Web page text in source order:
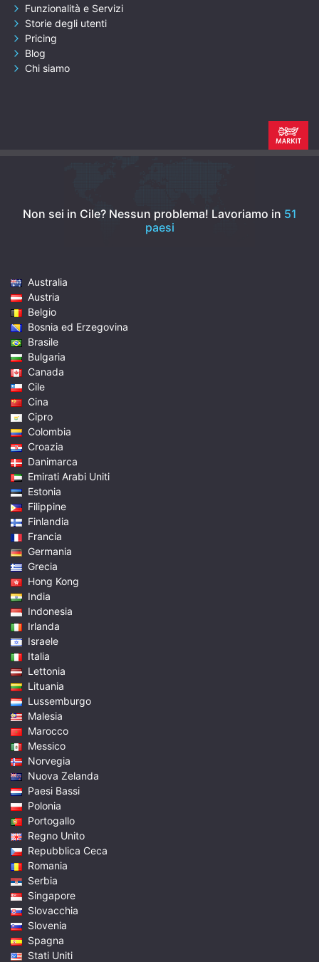
Funzionalità e Servizi
Storie degli utenti
Pricing
Blog
Chi siamo
Non sei in Cile? Nessun problema! Lavoriamo in 51
paesi
Australia
Austria
Belgio
Bosnia ed Erzegovina
Brasile
Bulgaria
Canada
Cile
Cina
Cipro
Colombia
Croazia
Danimarca
Emirati Arabi Uniti
Estonia
Filippine
Finlandia
Francia
Germania
Grecia
Hong Kong
India
Indonesia
Irlanda
Israele
Italia
Lettonia
Lituania
Lussemburgo
Malesia
Marocco
Messico
Norvegia
Nuova Zelanda
Paesi Bassi
Polonia
Portogallo
Regno Unito
Repubblica Ceca
Romania
Serbia
Singapore
Slovacchia
Slovenia
Spagna
Stati Uniti